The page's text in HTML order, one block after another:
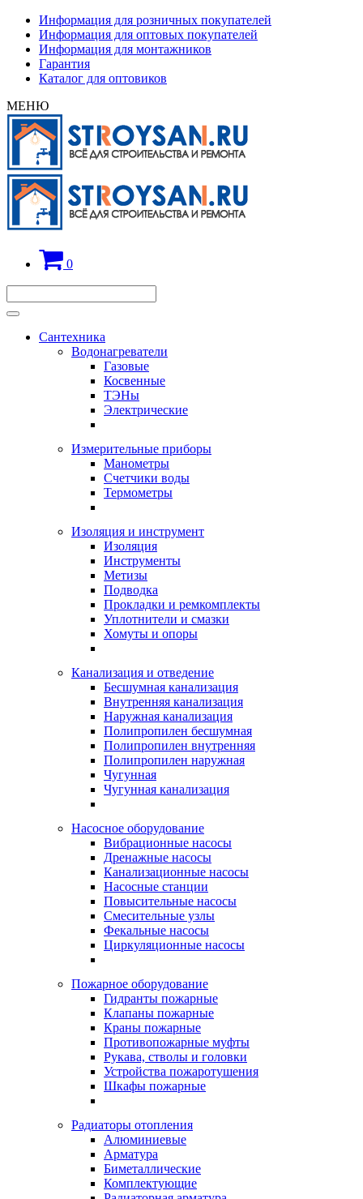
Информация для розничных покупателей
Информация для оптовых покупателей
Информация для монтажников
Гарантия
Каталог для оптовиков
МЕНЮ
0
Сантехника
Водонагреватели
Газовые
Косвенные
ТЭНы
Электрические
Измерительные приборы
Манометры
Счетчики воды
Термометры
Изоляция и инструмент
Изоляция
Инструменты
Метизы
Подводка
Прокладки и ремкомплекты
Уплотнители и смазки
Хомуты и опоры
Канализация и отведение
Бесшумная канализация
Внутренняя канализация
Наружная канализация
Полипропилен бесшумная
Полипропилен внутренняя
Полипропилен наружная
Чугунная
Чугунная канализация
Насосное оборудование
Вибрационные насосы
Дренажные насосы
Канализационные насосы
Насосные станции
Повысительные насосы
Смесительные узлы
Фекальные насосы
Циркуляционные насосы
Пожарное оборудование
Гидранты пожарные
Клапаны пожарные
Краны пожарные
Противопожарные муфты
Рукава, стволы и головки
Устройства пожаротушения
Шкафы пожарные
Радиаторы отопления
Алюминиевые
Арматура
Биметаллические
Комплектующие